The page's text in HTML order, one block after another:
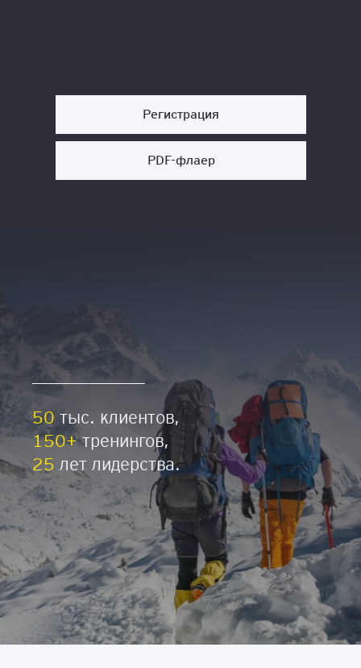
Регистрация
PDF-флаер
50 тыс. клиентов,
150+тренингов,
25 лет лидерства.